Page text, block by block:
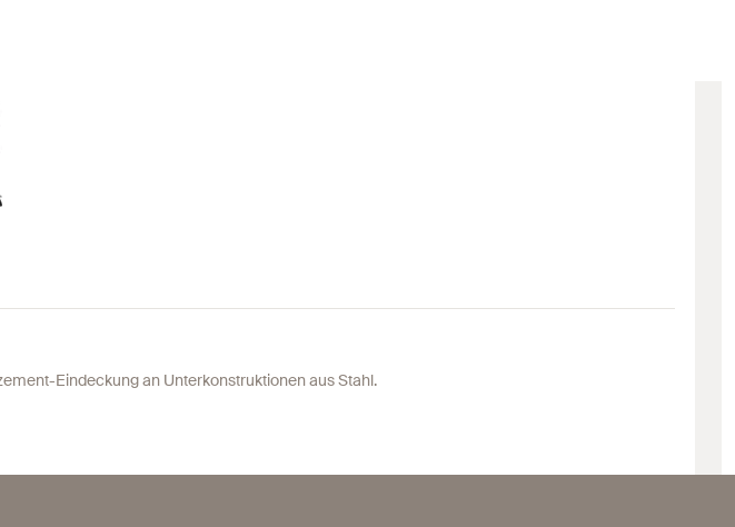
Eindeckung an Unterkonstruktionen aus Stahl.